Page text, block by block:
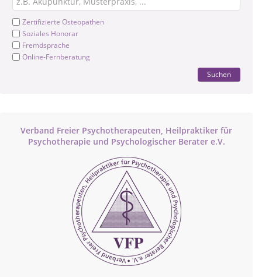
Zertifizierte Osteopathen
Soziales Honorar
Fremdsprache
Online-Fernberatung
Suchen
Verband Freier Psychotherapeuten, Heilpraktiker für
Psychotherapie und Psychologischer Berater e.V.